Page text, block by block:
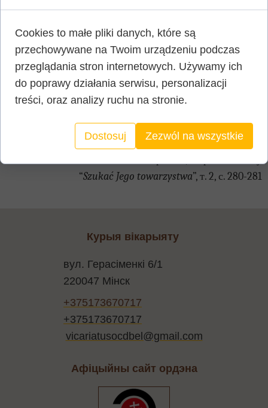
Калі ў нашым жыцці адбываецца ачышчэнне, мы вымушаны
плён — можам нават адчуць, што мы адрэзаныя ад Бога!
Аднак, верачы ў імя Езуса і Яго безумоўную любоў да нас, ва
ўсіх здарэннях свайго жыцця мы будзем прыносіць багаты
плён і праслаўляць Бога.
«Я — сапраўдная вінаградная лаза, а Айцец Мой —
… А мы? Ці сапраўды мы маленькія галінкі,
ўшчэпленыя ў гэтую лазу? Мы павінны наследаваць Езуса!
“Szukać Jego towarzystwa”, т. 2, с. 280-281
вул. Герасіменкі 6/1
220047 Мінск
Афіцыйны сайт ордэна
+375173670717
+375173670717
vicariatusocdbel@gmail.com
Курыя вікарыяту
Cookies to małe pliki danych, które są
przechowywane na Twoim urządzeniu podczas
przeglądania stron internetowych. Używamy ich
do poprawy działania serwisu, personalizacji
treści, oraz analizy ruchu na stronie.
Dostosuj Zezwól na wszystkie